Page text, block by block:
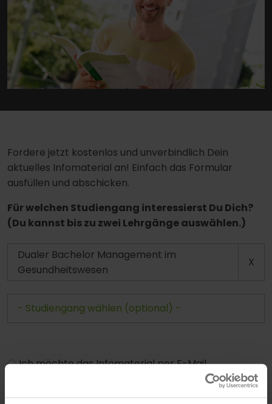
Fordere jetzt kostenlos und unverbindlich Dein
aktuelles Infomaterial an! Einfach das Formular
ausfüllen und abschicken.
Für welchen Studiengang interessierst Du Dich?
(Du kannst bis zu zwei Lehrgänge auswählen.)
Dualer Bachelor Management im
Gesundheitswesen
X
Ich möchte das Infomaterial per E-Mail
Ich möchte das Infomaterial per E-Mail und
Post